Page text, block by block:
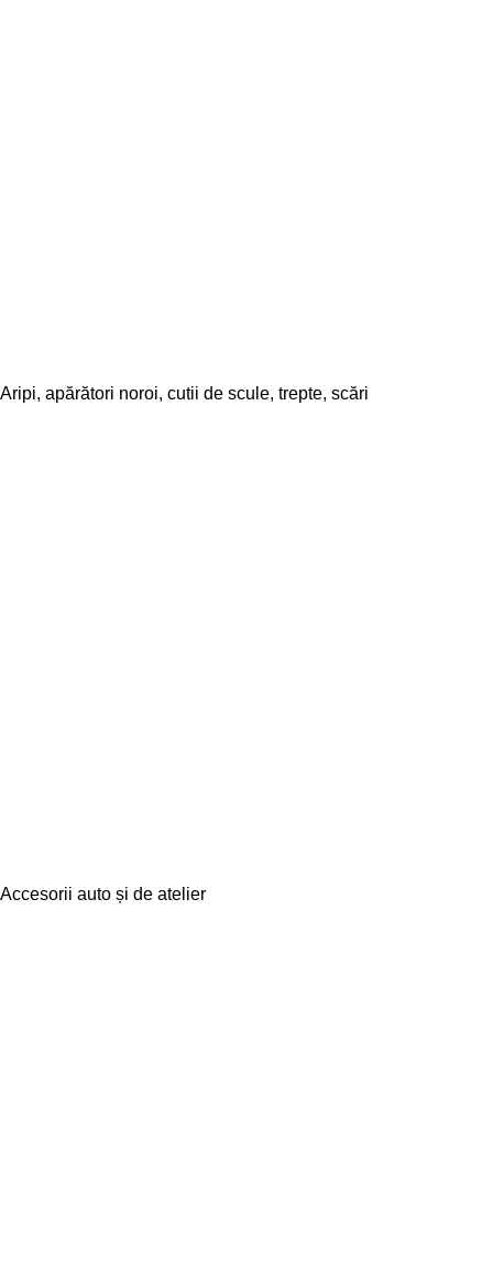
Aripi, apărători noroi, cutii de scule, trepte, scări
Accesorii auto și de atelier